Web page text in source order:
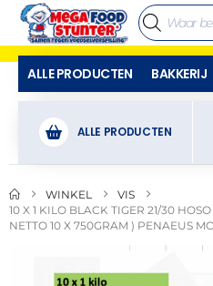
ALLE PRODUCTEN BAKKERIJ
ALLE PRODUCTEN
WINKEL
VIS
10 X 1 KILO BLACK TIGER 21/30
NETTO 10 X 750GRAM ) PENAEUS